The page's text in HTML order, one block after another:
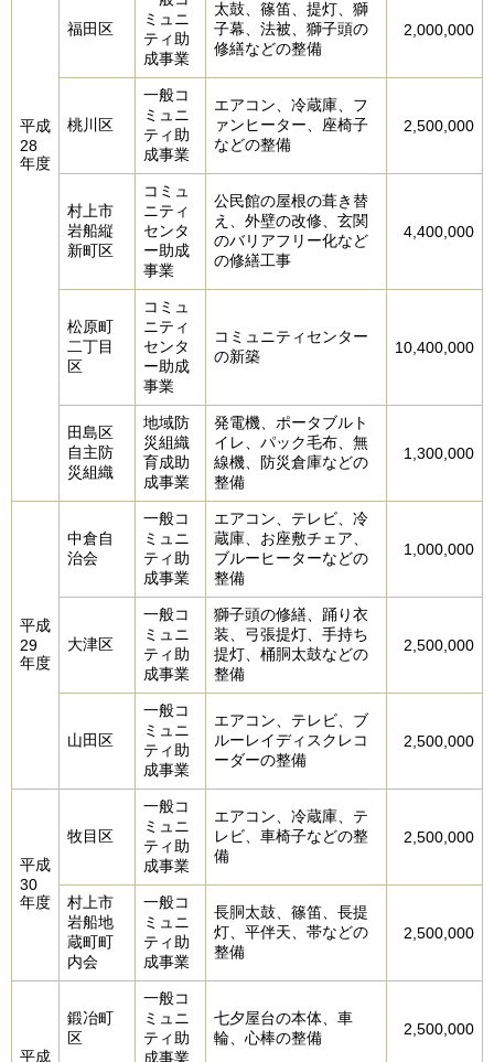
平成
28
年度
福田区
ミュニ
ティ助
成事業
太鼓、篠笛、提灯、獅
子幕、法被、獅子頭の
修繕などの整備
2,000,000
桃川区
一般コ
ミュニ
ティ助
成事業
エアコン、冷蔵庫、フ
ァンヒーター、座椅子
などの整備
2,500,000
村上市
岩船縦
新町区
コミュ
ニティ
センタ
ー助成
事業
公民館の屋根の葺き替
え、外壁の改修、玄関
のバリアフリー化など
の修繕工事
4,400,000
松原町
二丁目
区
コミュ
ニティ
センタ
ー助成
事業
コミュニティセンター
の新築
10,400,000
田島区
自主防
災組織
地域防
災組織
育成助
成事業
発電機、ポータブルト
イレ、パック毛布、無
線機、防災倉庫などの
整備
1,300,000
平成
29
年度
中倉自
治会
一般コ
ミュニ
ティ助
成事業
エアコン、テレビ、冷
蔵庫、お座敷チェア、
ブルーヒーターなどの
整備
1,000,000
大津区
一般コ
ミュニ
ティ助
成事業
獅子頭の修繕、踊り衣
装、弓張提灯、手持ち
提灯、桶胴太鼓などの
整備
2,500,000
山田区
一般コ
ミュニ
ティ助
成事業
エアコン、テレビ、ブ
ルーレイディスクレコ
ーダーの整備
2,500,000
平成
30
年度
牧目区
一般コ
ミュニ
ティ助
成事業
エアコン、冷蔵庫、テ
レビ、車椅子などの整
備
2,500,000
村上市
岩船地
蔵町町
内会
一般コ
ミュニ
ティ助
成事業
長胴太鼓、篠笛、長提
灯、平伴天、帯などの
整備
2,500,000
平成
鍛冶町
区
一般コ
ミュニ
ティ助
成事業
七夕屋台の本体、車
輪、心棒の整備
2,500,000